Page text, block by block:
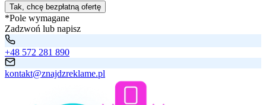
Tak, chcę bezpłatną ofertę
*Pole wymagane
Zadzwoń lub napisz
+48 572 281 890
kontakt@znajdzreklame.pl